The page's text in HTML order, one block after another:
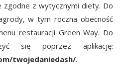
zgodne z wytycznymi diety. Do
w tym roczna obecność
restauracji Green Way. Do
się poprzez aplikację:
twojedaniedash/.